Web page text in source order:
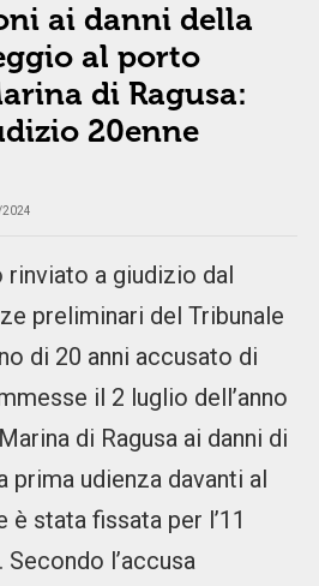
ai danni della
al porto
di Ragusa:
20enne
rinviato a giudizio dal
preliminari del Tribunale
di 20 anni accusato di
il 2 luglio dell’anno
di Ragusa ai danni di
prima udienza davanti al
stata fissata per l’11
l’accusa